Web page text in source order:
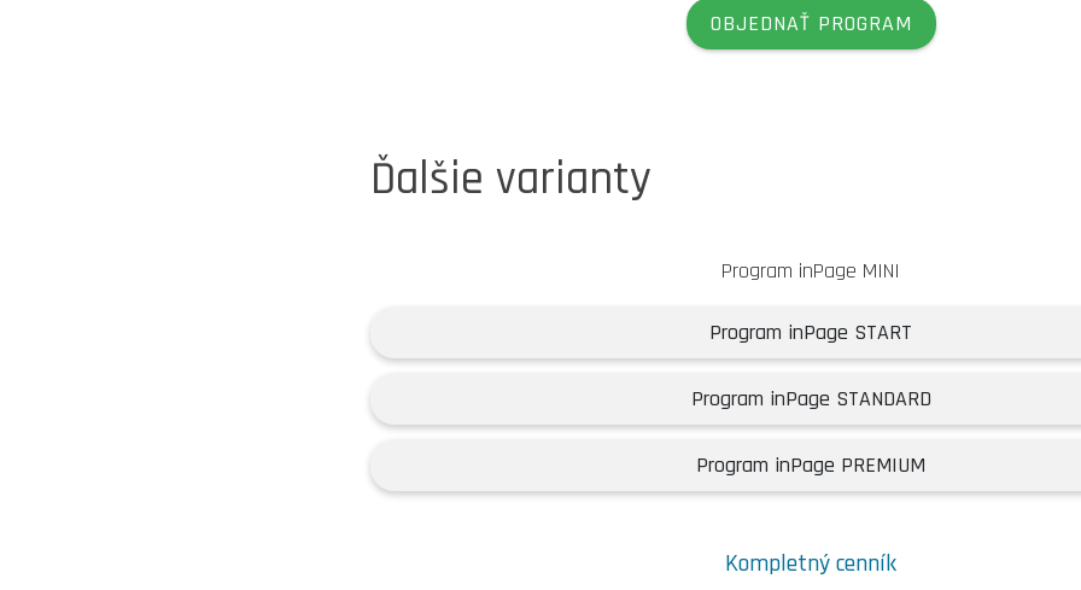
OBJEDNAŤ PROGRAM
Ďalšie varianty
Program inPage MINI
Program inPage START
Program inPage STANDARD
Program inPage PREMIUM
Kompletný cenník